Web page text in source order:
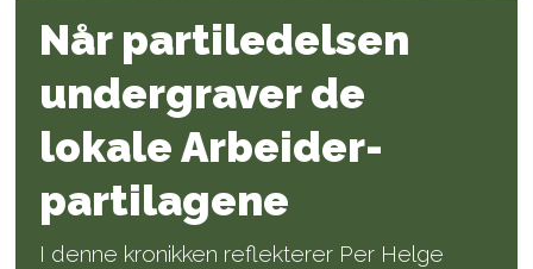
Når parti­ledelsen
under­graver de
lokale Arbeider­
partilagene
I denne kronikken reflekterer Per Helge